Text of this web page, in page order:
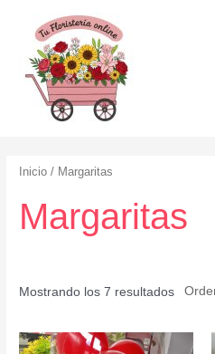
Inicio / Margaritas
Margaritas
Mostrando los 7 resultados